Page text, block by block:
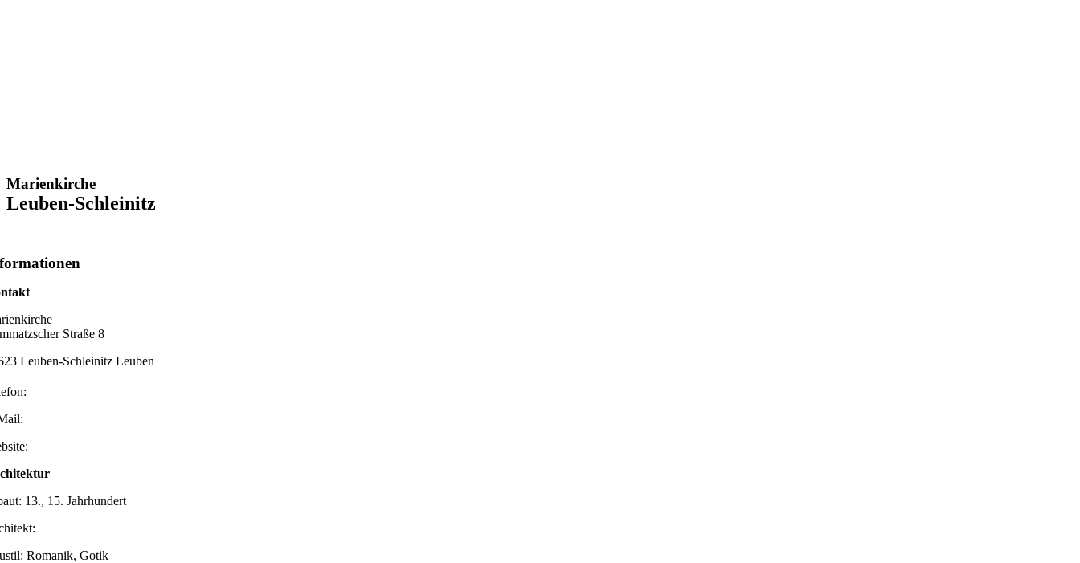
Marienkirche
Leuben-Schleinitz
Straße 8
Leuben-Schleinitz Leuben
13., 15. Jahrhundert
Romanik, Gotik